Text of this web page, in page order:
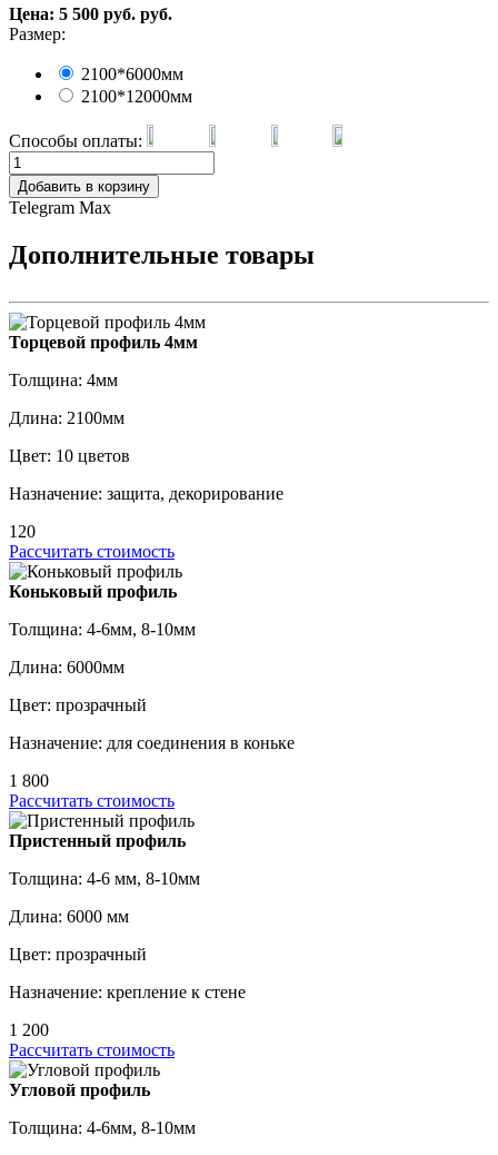
Цена: 5 500 руб. руб.
Размер:
2100*6000мм
2100*12000мм
Способы оплаты:
Добавить в корзину
Telegram Max
Дополнительные товары
Торцевой профиль 4мм
Толщина: 4мм
Длина: 2100мм
Цвет: 10 цветов
Назначение: защита, декорирование
120
Рассчитать стоимость
Коньковый профиль
Толщина: 4-6мм, 8-10мм
Длина: 6000мм
Цвет: прозрачный
Назначение: для соединения в коньке
1 800
Рассчитать стоимость
Пристенный профиль
Толщина: 4-6 мм, 8-10мм
Длина: 6000 мм
Цвет: прозрачный
Назначение: крепление к стене
1 200
Рассчитать стоимость
Угловой профиль
Толщина: 4-6мм, 8-10мм